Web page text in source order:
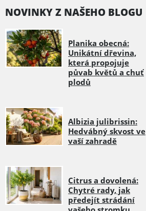
NOVINKY Z NAŠEHO BLOGU
Planika obecná:
Unikátní dřevina,
která propojuje
půvab květů a chuť
plodů
Albizia julibrissin:
Hedvábný skvost ve
vaší zahradě
Citrus a dovolená:
Chytré rady, jak
předejít strádání